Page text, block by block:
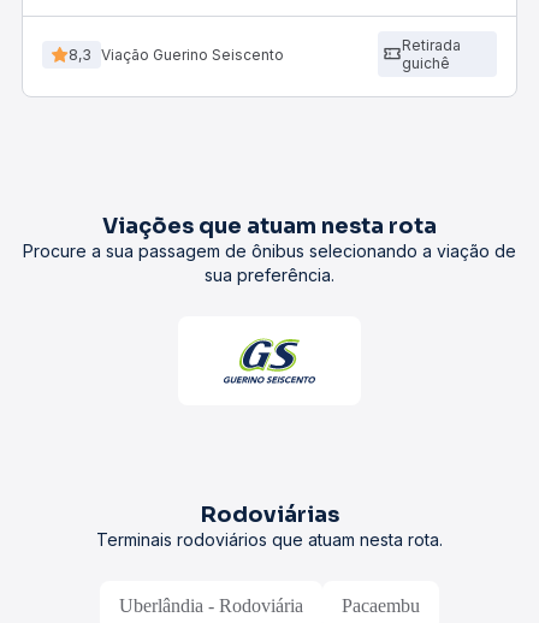
8,3 Viação Guerino Seiscento
Retirada
guichê
Viações que atuam nesta rota
Procure a sua passagem de ônibus selecionando a viação de
sua preferência.
Rodoviárias
Terminais rodoviários que atuam nesta rota.
Uberlândia - Rodoviária Pacaembu